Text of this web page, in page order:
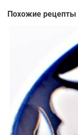
Похожие рецепты